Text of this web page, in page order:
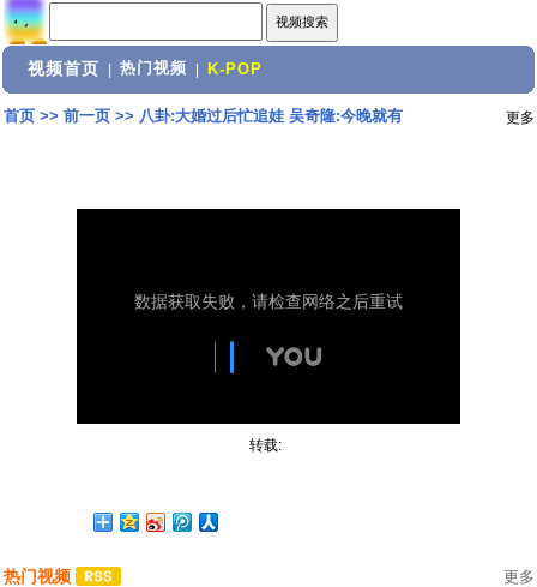
视频首页 热门视频 K-POP
首页>> 前一页>> 八卦:大婚过后忙追娃 吴奇隆:今晚就有 更多
转载:
热门视频 更多